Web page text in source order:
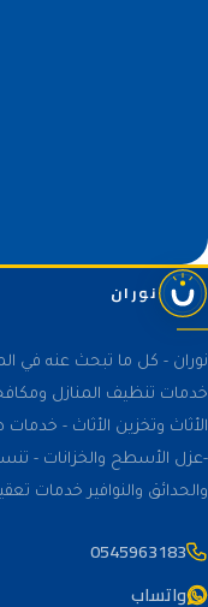
نوران
نوران - كل ما تبحث عنه في
خدمات تنظيف المنازل
الأثاث وتخزين الأثاث -
-عزل الأسطح والخزانات -
والحدائق والنوافير خدمات
0545963183
واتساب